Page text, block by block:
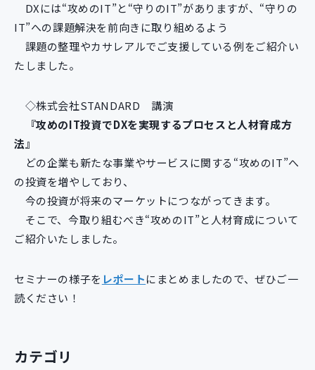
導入事例
イベント・セミナー
ニュース
採用情報
Contact
DXには“攻めのIT”と“守りのIT”がありますが、“守りの
IT”への課題解決を前向きに取り組めるよう
課題の整理やカサレアルでご支援している例をご紹介い
たしました。
◇株式会社STANDARD 講演
『攻めのIT投資でDXを実現するプロセスと人材育成方
法』
どの企業も新たな事業やサービスに関する“攻めのIT”へ
の投資を増やしており、
今の投資が将来のマーケットにつながってきます。
そこで、今取り組むべき“攻めのIT”と人材育成について
ご紹介いたしました。
セミナーの様子を レポートにまとめましたので、ぜひご一
読ください！
カテゴリ